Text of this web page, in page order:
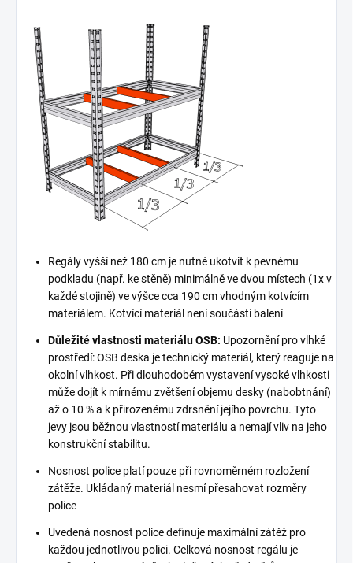
Regály vyšší než 180 cm je nutné ukotvit k pevnému
podkladu (např. ke stěně) minimálně ve dvou místech (1x v
každé stojině) ve výšce cca 190 cm vhodným kotvícím
materiálem. Kotvící materiál není součástí balení
Důležité vlastnosti materiálu OSB: Upozornění pro vlhké
prostředí: OSB deska je technický materiál, který reaguje na
okolní vlhkost. Při dlouhodobém vystavení vysoké vlhkosti
může dojít k mírnému zvětšení objemu desky (nabobtnání)
až o 10 % a k přirozenému zdrsnění jejího povrchu. Tyto
jevy jsou běžnou vlastností materiálu a nemají vliv na jeho
konstrukční stabilitu.
Nosnost police platí pouze při rovnoměrném rozložení
zátěže. Ukládaný materiál nesmí přesahovat rozměry
police
Uvedená nosnost police definuje maximální zátěž pro
každou jednotlivou polici. Celková nosnost regálu je